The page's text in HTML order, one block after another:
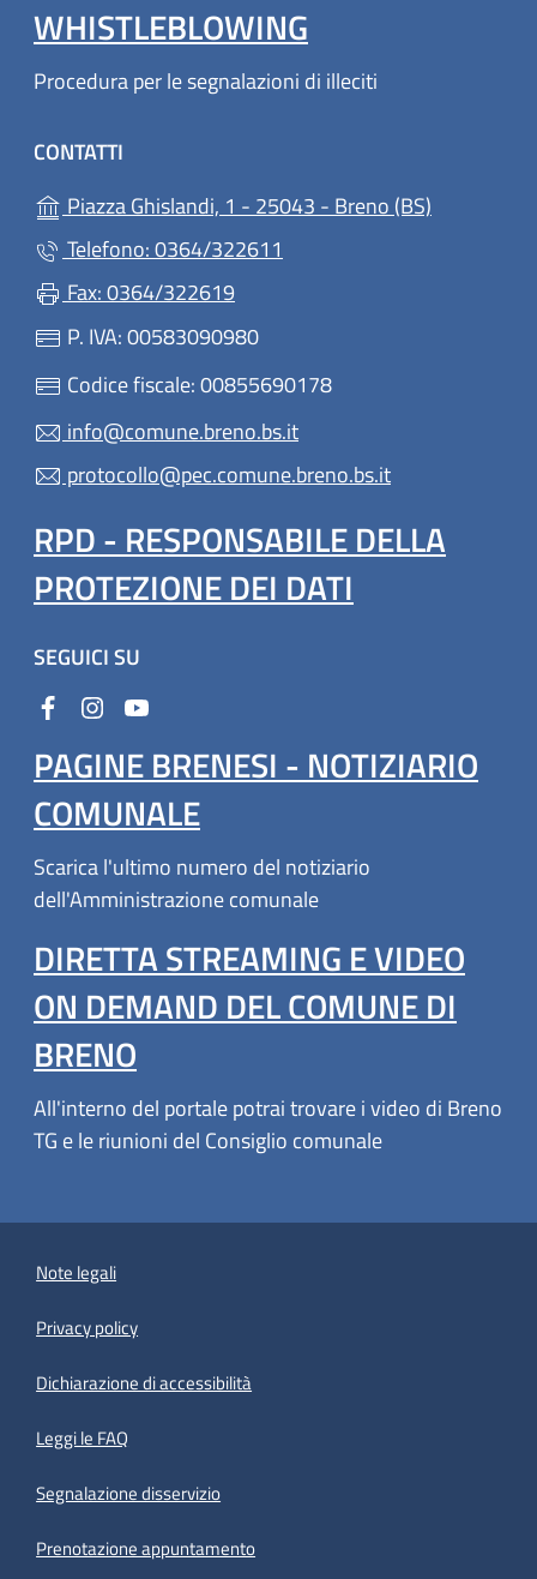
WHISTLEBLOWING
Procedura per le segnalazioni di illeciti
CONTATTI
Piazza Ghislandi, 1 - 25043 - Breno (BS)
Telefono: 0364/322611
Fax: 0364/322619
P. IVA: 00583090980
Codice fiscale: 00855690178
info@comune.breno.bs.it
protocollo@pec.comune.breno.bs.it
RPD - RESPONSABILE DELLA
PROTEZIONE DEI DATI
SEGUICI SU
PAGINE BRENESI - NOTIZIARIO
COMUNALE
Scarica l'ultimo numero del notiziario
dell'Amministrazione comunale
DIRETTA STREAMING E VIDEO
ON DEMAND DEL COMUNE DI
BRENO
All'interno del portale potrai trovare i video di Breno
TG e le riunioni del Consiglio comunale
Note legali
Privacy policy
Dichiarazione di accessibilità
Leggi le FAQ
Segnalazione disservizio
Prenotazione appuntamento